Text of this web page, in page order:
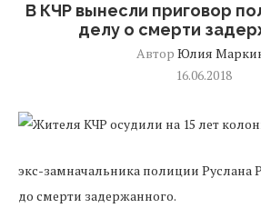
В КЧР вынесли приговор
делу о смерти
Автор Юлия
16.06.2018
экс-замначальника полиции Руслана
до смерти задержанного.